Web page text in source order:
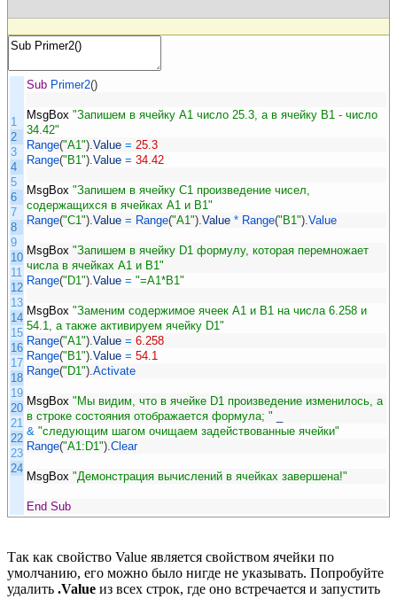
1
2
3
4
5
6
7
8
9
10
11
12
13
14
15
16
17
18
19
20
21
22
23
24
Sub Primer2()
MsgBox "Запишем в ячейку A1 число 25.3, а в ячейку B1 - число
34.42"
Range("A1") Value = 25.3
Range("B1") Value = 34.42
MsgBox "Запишем в ячейку C1 произведение чисел,
содержащихся в ячейках A1 и B1"
Range("C1") Value = Range("A1") Value * Range("B1") Value
MsgBox "Запишем в ячейку D1 формулу, которая перемножает
числа в ячейках A1 и B1"
Range("D1") Value = "=A1*B1"
MsgBox "Заменим содержимое ячеек A1 и B1 на числа 6.258 и
54.1, а также активируем ячейку D1"
Range("A1") Value = 6.258
Range("B1") Value = 54.1
Range("D1") Activate
MsgBox "Мы видим, что в ячейке D1 произведение изменилось, а
в строке состояния отображается формула; "
& "следующим шагом очищаем задействованные ячейки"
Range("A1:D1") Clear
MsgBox "Демонстрация вычислений в ячейках завершена!"
End Sub
Так как свойство Value является свойством ячейки по
умолчанию, его можно было нигде не указывать. Попробуйте
удалить .Value из всех строк, где оно встречается и запустить